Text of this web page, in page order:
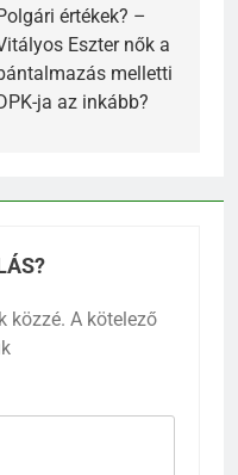
értékek? –
Eszter nők a
melletti
ja az inkább?
közzé. A kötelező